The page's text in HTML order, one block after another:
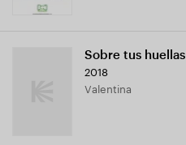
Sobre tus huellas
2018
Valentina